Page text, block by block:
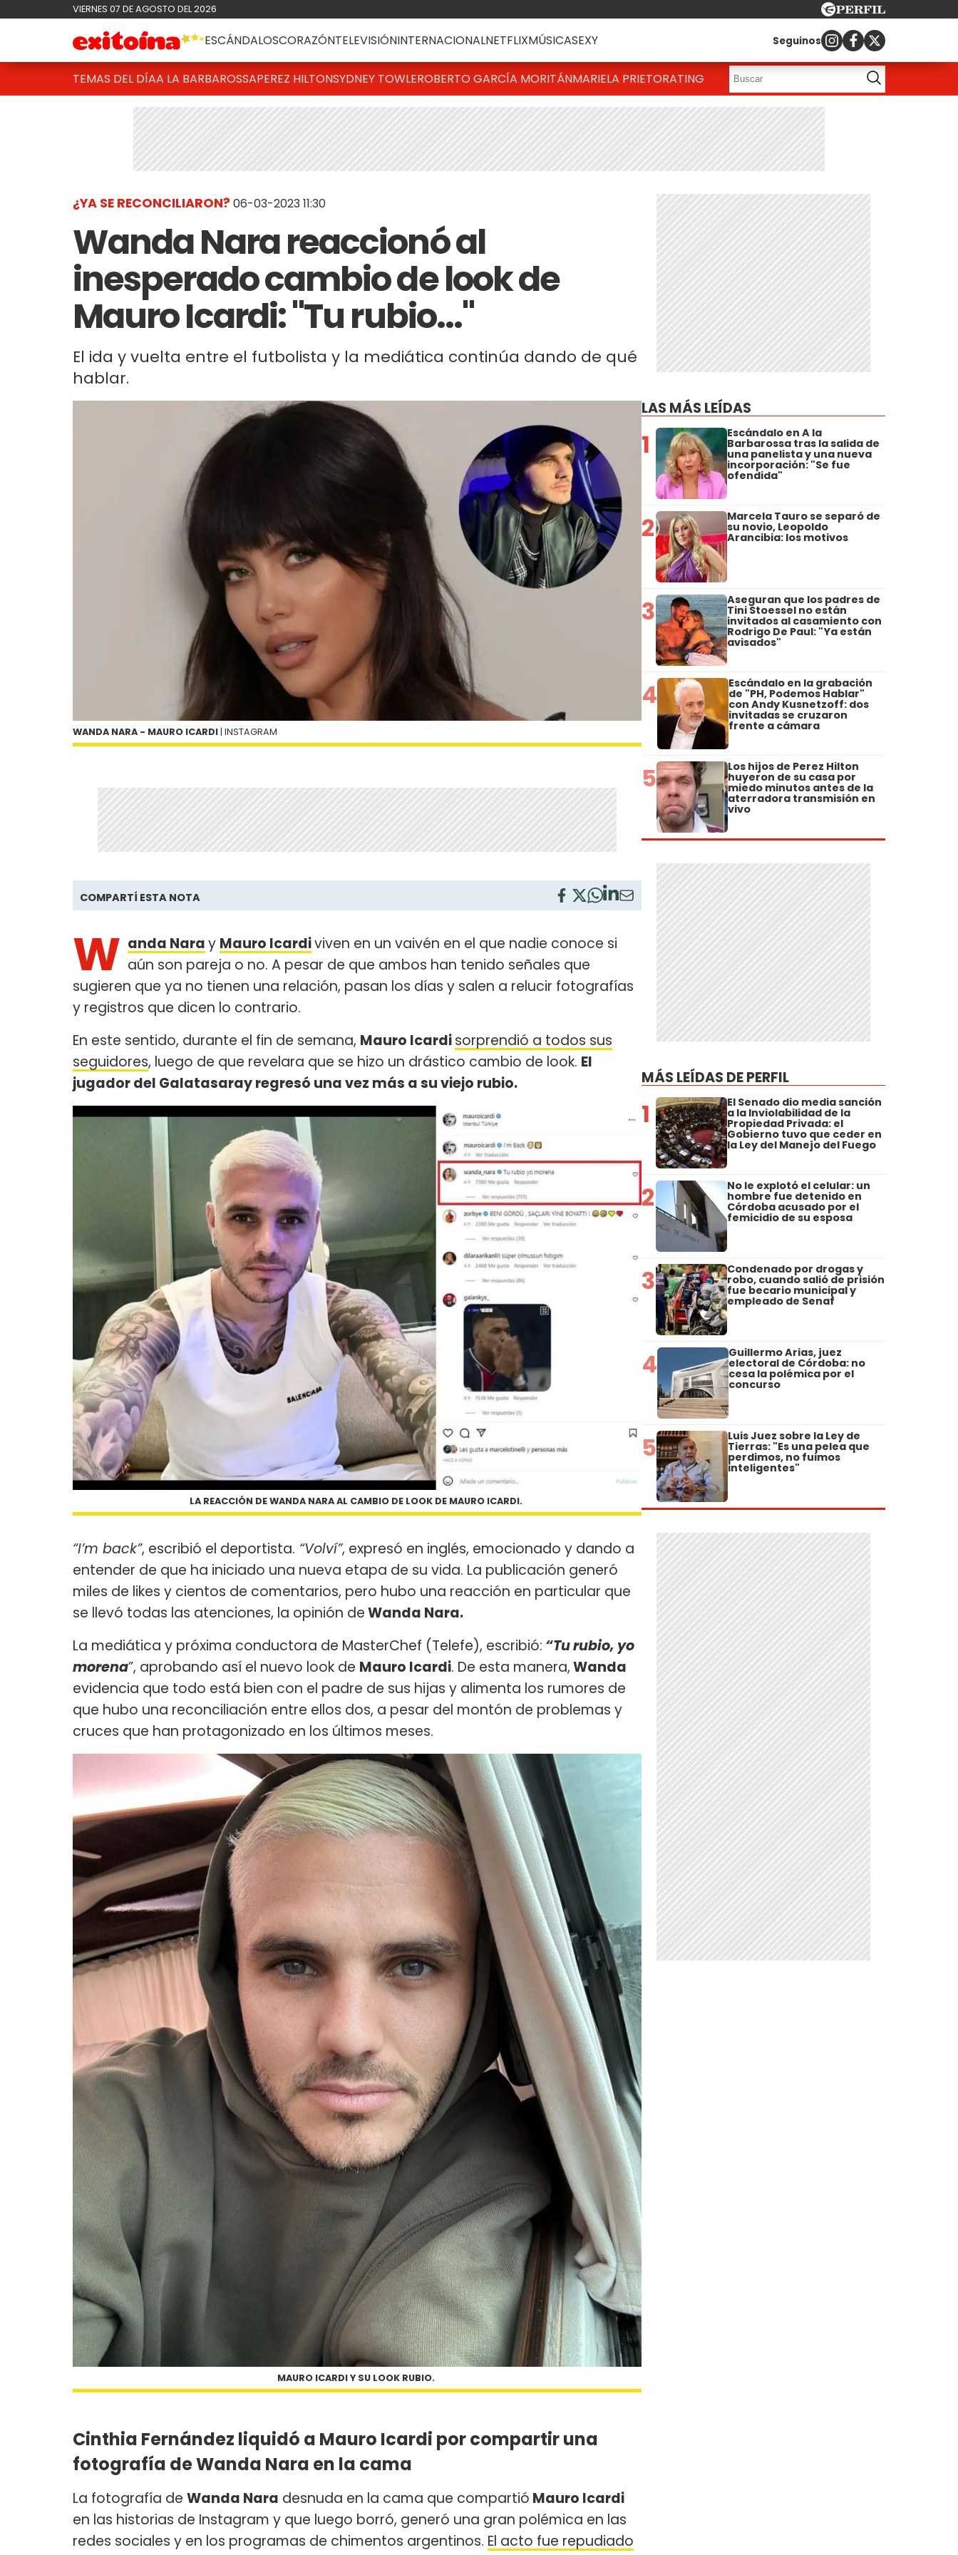
VIERNES 07 DE AGOSTO DEL 2026
ESCÁNDALOSCORAZÓNTELEVISIÓNINTERNACIONALNETFLIXMÚSICASEXY Seguinos
TEMAS DEL DÍAA LA BARBAROSSAPEREZ HILTONSYDNEY TOWLEROBERTO GARCÍA MORITÁNMARIELA PRIETORATING
¿YA SE RECONCILIARON? 06-03-2023 11:30
Wanda Nara reaccionó al
inesperado cambio de look de
Mauro Icardi: "Tu rubio..."
El ida y vuelta entre el futbolista y la mediática continúa dando de qué
hablar.
WANDA NARA - MAURO ICARDI | INSTAGRAM
COMPARTÍ ESTA NOTA
W anda Naray Mauro Icardiviven en un vaivén en el que nadie conoce si
aún son pareja o no. A pesar de que ambos han tenido señales que
sugieren que ya no tienen una relación, pasan los días y salen a relucir fotografías
y registros que dicen lo contrario.
En este sentido, durante el fin de semana, Mauro Icardisorprendió a todos sus
seguidores, luego de que revelara que se hizo un drástico cambio de look. El
jugador del Galatasaray regresó una vez más a su viejo rubio.
LA REACCIÓN DE WANDA NARA AL CAMBIO DE LOOK DE MAURO ICARDI.
“I’m back”, escribió el deportista. “Volví”, expresó en inglés, emocionado y dando a
entender de que ha iniciado una nueva etapa de su vida. La publicación generó
miles de likes y cientos de comentarios, pero hubo una reacción en particular que
se llevó todas las atenciones, la opinión deWanda Nara.
La mediática y próxima conductora de MasterChef (Telefe), escribió: “Tu rubio, yo
morena”, aprobando así el nuevo look de Mauro Icardi. De esta manera,Wanda
evidencia que todo está bien con el padre de sus hijas y alimenta los rumores de
que hubo una reconciliación entre ellos dos, a pesar del montón de problemas y
cruces que han protagonizado en los últimos meses.
MAURO ICARDI Y SU LOOK RUBIO.
Cinthia Fernández liquidó a Mauro Icardi por compartir una
fotografía de Wanda Nara en la cama
La fotografía de Wanda Nara desnuda en la cama que compartió Mauro Icardi
en las historias de Instagram y que luego borró, generó una gran polémica en las
redes sociales y en los programas de chimentos argentinos. El acto fue repudiado
LAS MÁS LEÍDAS
1 Escándalo en A la
Barbarossa tras la salida de
una panelista y una nueva
incorporación: "Se fue
ofendida"
2 Marcela Tauro se separó de
su novio, Leopoldo
Arancibia: los motivos
3 Aseguran que los padres de
Tini Stoessel no están
invitados al casamiento con
Rodrigo De Paul: "Ya están
avisados"
4 Escándalo en la grabación
de "PH, Podemos Hablar"
con Andy Kusnetzoff: dos
invitadas se cruzaron
frente a cámara
5 Los hijos de Perez Hilton
huyeron de su casa por
miedo minutos antes de la
aterradora transmisión en
vivo
MÁS LEÍDAS DE PERFIL
1 El Senado dio media sanción
a la Inviolabilidad de la
Propiedad Privada: el
Gobierno tuvo que ceder en
la Ley del Manejo del Fuego
2 No le explotó el celular: un
hombre fue detenido en
Córdoba acusado por el
femicidio de su esposa
3 Condenado por drogas y
robo, cuando salió de prisión
fue becario municipal y
empleado de Senaf
4 Guillermo Arias, juez
electoral de Córdoba: no
cesa la polémica por el
concurso
5 Luis Juez sobre la Ley de
Tierras: "Es una pelea que
perdimos, no fuimos
inteligentes"